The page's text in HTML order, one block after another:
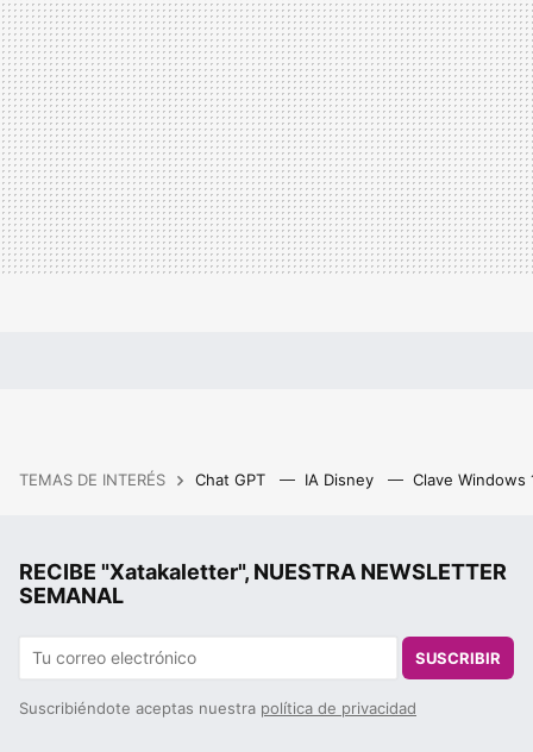
TEMAS DE INTERÉS Chat GPT IA Disney Clave Windows
RECIBE "Xatakaletter", NUESTRA NEWSLETTER
SEMANAL
SUSCRIBIR
Suscribiéndote aceptas nuestra política de privacidad